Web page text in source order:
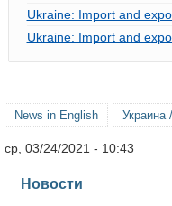
Ukraine: Import and
Ukraine: Import and
News in English Украина
ср, 03/24/2021 - 10:43
Новости